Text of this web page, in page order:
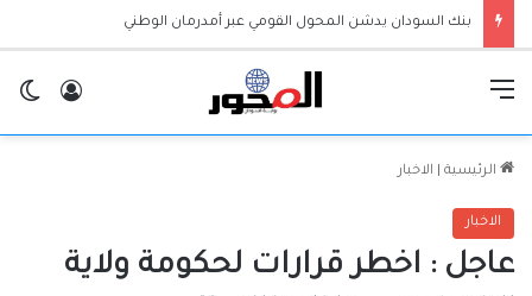
بنك السودان يدشن المحول القومي عبر أمدرمان الوطني
الرئيسية الاخبار
الاخبار
عاجل : اخطر قرارات لحكومة ولاية